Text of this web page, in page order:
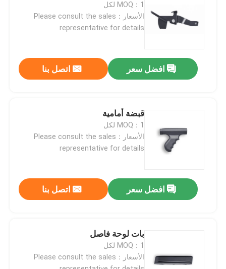
المنتجات
جولة في المصنع
اتصل بنا
اطلب اقتباس
بنادق العمل بمضخة
بنادق نصف آلية
MOQ：1 لكل
الأسعار：Please consult the sales
representative for details
افضل سعر اتصل بنا
قبضة أمامية
MOQ：1 لكل
الأسعار：Please consult the sales
representative for details
افضل سعر اتصل بنا
بات لوحة فاصل
MOQ：1 لكل
الأسعار：Please consult the sales